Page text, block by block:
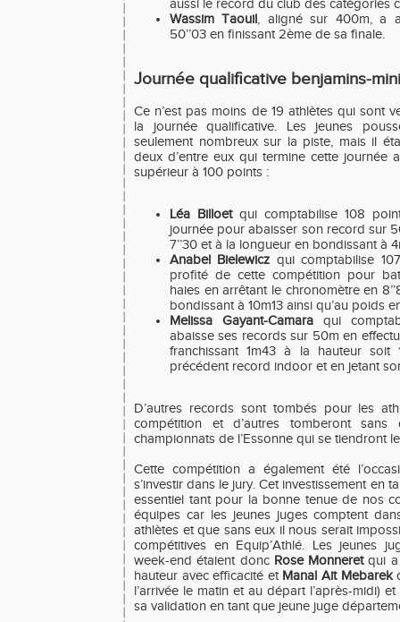
aussi le record du club des catégories
Wassim Taouil, aligné sur 400m, a
50’’03 en finissant 2ème de sa finale.
Journée qualificative benjamins-
Ce n’est pas moins de 19 athlètes qui sont
la journée qualificative. Les jeunes
seulement nombreux sur la piste, mais il
deux d’entre eux qui termine cette journée
supérieur à 100 points :
Léa Billoetqui comptabilise 108
journée pour abaisser son record sur
7’’30 et à la longueur en bondissant à
Anabel Bielewicz qui comptabilise
profité de cette compétition pour
haies en arrêtant le chronomètre en
bondissant à 10m13 ainsi qu’au poids
Melissa Gayant-Camara qui
abaisse ses records sur 50m en
franchissant 1m43 à la hauteur soit
précédent record indoor et en jetant
D’autres records sont tombés pour les
compétition et d’autres tomberont sans
championnats de l’Essonne qui se tiendront
Cette compétition a également été
s’investir dans le jury. Cet investissement en
essentiel tant pour la bonne tenue de nos
équipes car les jeunes juges comptent
athlètes et que sans eux il nous serait
compétitives en Equip’Athlé. Les jeunes
week-end étaient donc Rose Monneretqui a
hauteur avec efficacité et Manal Ait Mebarek
l’arrivée le matin et au départ l’après-midi)
sa validation en tant que jeune juge